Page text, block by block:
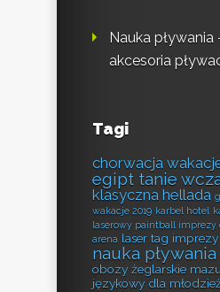
Nauka pływania
akcesoria
Tagi
chorwacja
egipt tanie
klasyczna hellada
wakacje 2019 karbel hotel
laserowy paintball imprezy
arena laser tag
nauka
obozy żeglarskie
językowy dla